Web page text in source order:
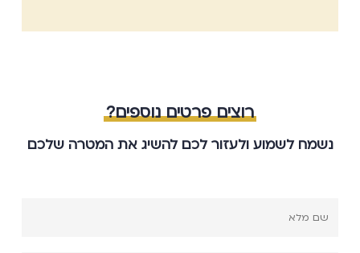
רוצים פרטים נוספים?
נשמח לשמוע ולעזור לכם להשיג את המטרה שלכם